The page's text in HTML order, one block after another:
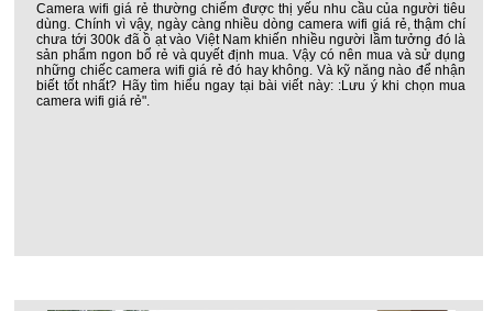
Camera wifi giá rẻ thường chiếm được thị yếu nhu cầu của người tiêu
dùng. Chính vì vậy, ngày càng nhiều dòng camera wifi giá rẻ, thậm chí
chưa tới 300k đã ồ ạt vào Việt Nam khiến nhiều người lầm tưởng đó là
sản phẩm ngon bổ rẻ và quyết định mua. Vậy có nên mua và sử dụng
những chiếc camera wifi giá rẻ đó hay không. Và kỹ năng nào để nhận
biết tốt nhất? Hãy tìm hiểu ngay tại bài viết này: :Lưu ý khi chọn mua
camera wifi giá rẻ".